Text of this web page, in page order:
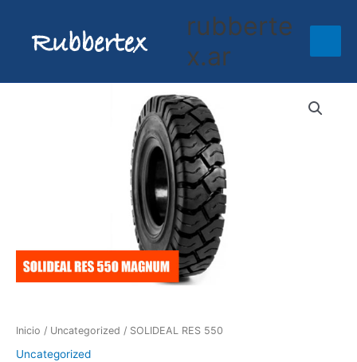
contenido
rubberte
x.ar
Inicio / Uncategorized / SOLIDEAL RES 550
Uncategorized